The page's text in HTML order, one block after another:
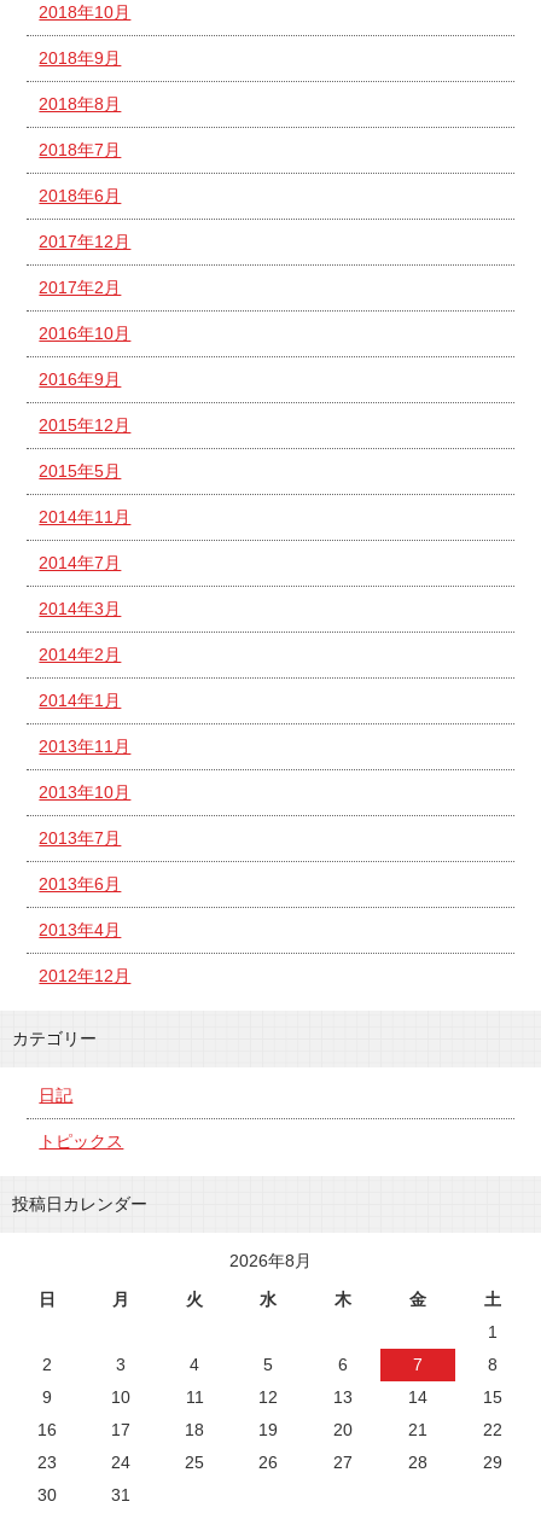
2018年10月
2018年9月
2018年8月
2018年7月
2018年6月
2017年12月
2017年2月
2016年10月
2016年9月
2015年12月
2015年5月
2014年11月
2014年7月
2014年3月
2014年2月
2014年1月
2013年11月
2013年10月
2013年7月
2013年6月
2013年4月
2012年12月
カテゴリー
日記
トピックス
投稿日カレンダー
2026年8月
日
月 火 水 木 金 土
1
2
3 4 5 6 7
8
9
10 11 12 13 14
15
16
17 18 19 20 21
22
23
24 25 26 27 28
29
30
31